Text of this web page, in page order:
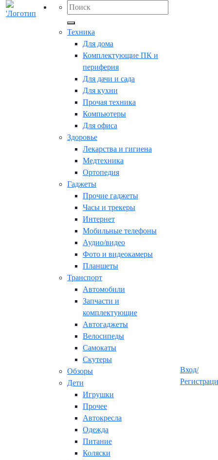
Техника
Для дома
Комплектующие ПК и
периферия
Для дачи и сада
Для кухни
Прочая техника
Компьютеры
Для офиса
Здоровье
Лекарства и гигиена
Медтехника
Ортопедия
Гаджеты
Прочие гаджеты
Часы и трекеры
Интернет
Мобильные телефоны
Аудио/видео
Фото и видеокамеры
Планшеты
Транспорт
Автомобили
Запчасти и
комплектующие
Автогаджеты
Велосипеды
Самокаты
Скутеры
Обзоры
Дети
Игрушки
Прочее
Автокресла
Одежда
Питание
Коляски
Вход/